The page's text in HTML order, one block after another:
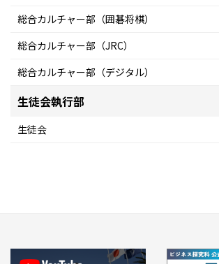
総合カルチャー部（囲碁将棋）
総合カルチャー部（JRC）
総合カルチャー部（デジタル）
生徒会執行部
生徒会